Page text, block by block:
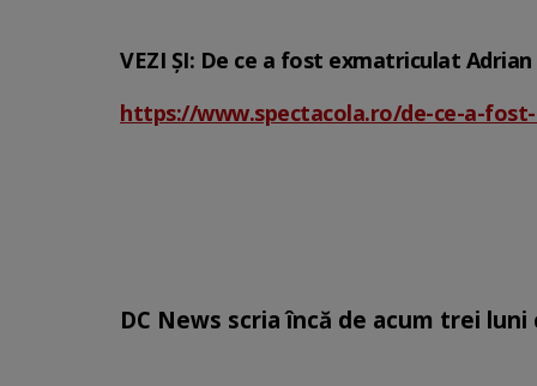
VEZI ȘI: De ce a fost exmatriculat
https://www.spectacola.ro/de-ce-a-
DC News scria încă de acum trei